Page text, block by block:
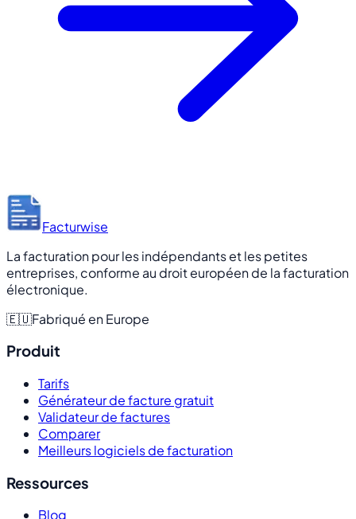
Facturwise
La facturation pour les indépendants et les petites
entreprises, conforme au droit européen de la facturation
électronique.
🇪🇺Fabriqué en Europe
Produit
Tarifs
Générateur de facture gratuit
Validateur de factures
Comparer
Meilleurs logiciels de facturation
Ressources
Blog